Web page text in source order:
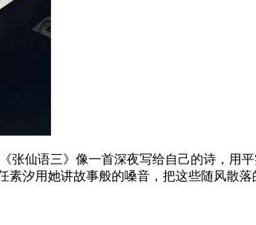
张仙语三》像一首深夜写给自己的诗，
汐用她讲故事般的嗓音，把这些随风散落